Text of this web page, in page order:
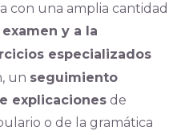
con una amplia cantidad
y a la
especializados
un seguimiento
explicacionesde
o de la gramática